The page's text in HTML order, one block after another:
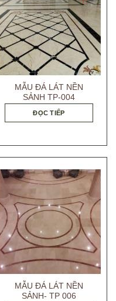
MẪU ĐÁ LÁT NỀN
SẢNH TP-004
ĐỌC TIẾP
MẪU ĐÁ LÁT NỀN
SẢNH- TP 006